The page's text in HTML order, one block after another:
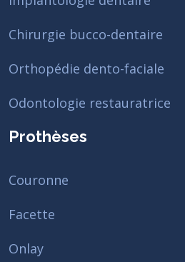
Chirurgie bucco-dentaire
Orthopédie dento-faciale
Odontologie restauratrice
Prothèses
Couronne
Facette
Onlay